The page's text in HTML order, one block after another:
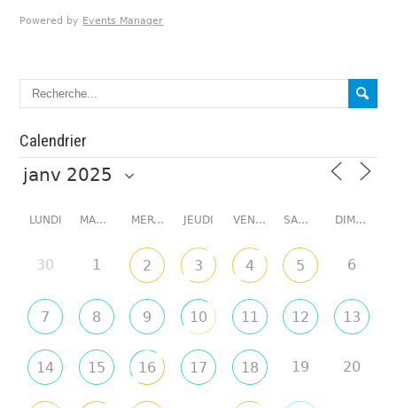
Powered by Events Manager
Calendrier
LUNDI MARDI MERCREDI JEUDI VENDREDI SAMEDI DIMANCHE
30 1 2 3 4 5 6
7 8 9 10 11 12 13
14 15 16 17 18 19 20